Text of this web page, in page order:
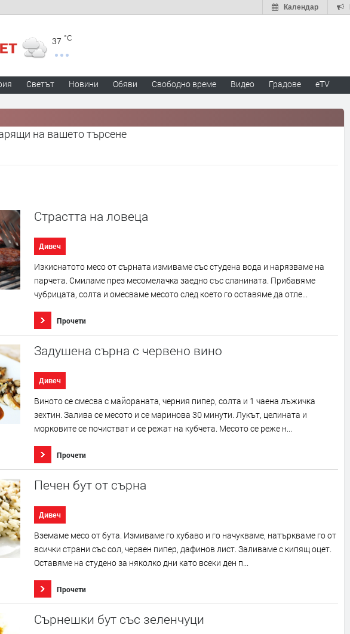
Календар
37 °C
Светът Новини Обяви Свободно време Видео Градове eTV
на вашето търсене
Страстта на ловеца
Дивеч
Изкиснатото месо от сърната измиваме със студена вода и нарязваме на
парчета. Смиламе през месомелачка заедно със сланината. Прибавяме
чубрицата, солта и омесваме месото след което го оставяме да отле...
Прочети
Задушена сърна с червено вино
Дивеч
Виното се смесва с майораната, черния пипер, солта и 1 чаена лъжичка
зехтин. Залива се месото и се маринова 30 минути. Лукът, целината и
морковите се почистват и се режат на кубчета. Месото се реже н...
Прочети
Печен бут от сърна
Дивеч
Вземаме месо от бута. Измиваме го хубаво и го начукваме, натъркваме го от
всички страни със сол, червен пипер, дафинов лист. Заливаме с кипящ оцет.
Оставяме на студено за няколко дни като всеки ден п...
Прочети
Сърнешки бут със зеленчуци